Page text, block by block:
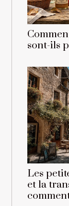
sont-ils
Les
et la